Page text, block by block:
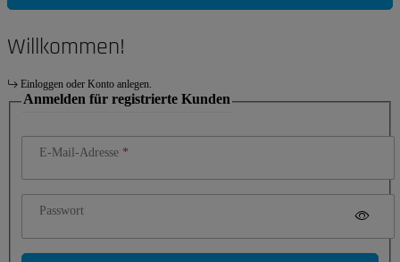
Willkommen!
Einloggen oder Konto anlegen.
Anmelden für registrierte Kunden
E-Mail-Adresse
Passwort